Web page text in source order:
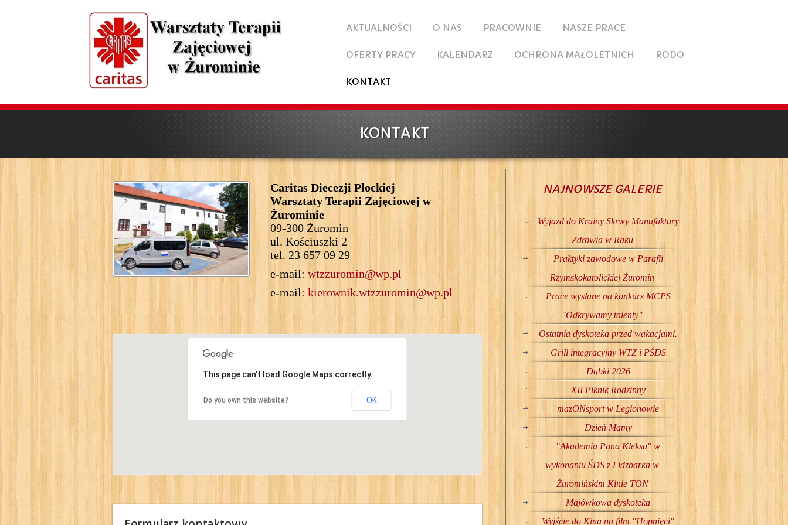
AKTUALNOŚCI O NAS PRACOWNIE NASZE PRACE
OFERTY PRACY KALENDARZ OCHRONA MAŁOLETNICH RODO
KONTAKT
KONTAKT
Caritas Diecezji Płockiej
Warsztaty Terapii Zajęciowej w
Żurominie
09-300 Żuromin
ul. Kościuszki 2
tel. 23 657 09 29
e-mail:wtzzuromin@wp.pl
e-mail:kierownik.wtzzuromin@wp.pl
This page can't load Google Maps correctly.
Do you own this website? OK
NAJNOWSZE GALERIE
Wyjazd do Krainy Skrwy Manufaktury
Zdrowia w Raku
Praktyki zawodowe w Parafii
Rzymskokatolickiej Żuromin
Prace wysłane na konkurs MCPS
"Odkrywamy talenty"
Ostatnia dyskoteka przed wakacjami.
Grill integracyjny WTZ i PŚDS
Dąbki 2026
XII Piknik Rodzinny
mazONsport w Legionowie
Dzień Mamy
"Akademia Pana Kleksa" w
wykonaniu ŚDS z Lidzbarka w
Żuromińskim Kinie TON
Majówkowa dyskoteka
Wyjście do Kina na film "Hopnięci"